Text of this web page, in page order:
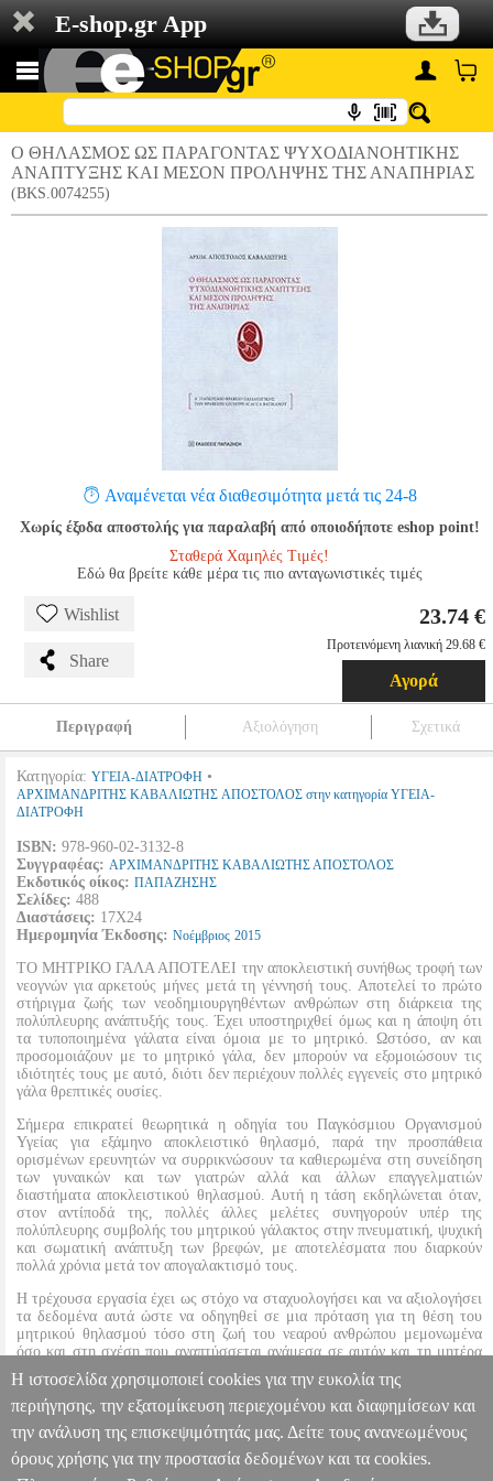
E-shop.gr App
Ο ΘΗΛΑΣΜΟΣ ΩΣ ΠΑΡΑΓΟΝΤΑΣ ΨΥΧΟΔΙΑΝΟΗΤΙΚΗΣ
ΑΝΑΠΤΥΞΗΣ ΚΑΙ ΜΕΣΟΝ ΠΡΟΛΗΨΗΣ ΤΗΣ ΑΝΑΠΗΡΙΑΣ
(BKS.0074255)
Αναμένεται νέα διαθεσιμότητα μετά τις 24-8
Χωρίς έξοδα αποστολής για παραλαβή από οποιοδήποτε eshop point!
Σταθερά Χαμηλές Τιμές!
Εδώ θα βρείτε κάθε μέρα τις πιο ανταγωνιστικές τιμές
Wishlist
Share
23.74 €
Προτεινόμενη λιανική 29.68 €
Αγορά
Περιγραφή Αξιολόγηση Σχετικά
Κατηγορία: ΥΓΕΙΑ-ΔΙΑΤΡΟΦΗ •
ΑΡΧΙΜΑΝΔΡΙΤΗΣ ΚΑΒΑΛΙΩΤΗΣ ΑΠΟΣΤΟΛΟΣ στην κατηγορία ΥΓΕΙΑ-
ΔΙΑΤΡΟΦΗ
ISBN: 978-960-02-3132-8
Συγγραφέας: ΑΡΧΙΜΑΝΔΡΙΤΗΣ ΚΑΒΑΛΙΩΤΗΣ ΑΠΟΣΤΟΛΟΣ
Εκδοτικός οίκος: ΠΑΠΑΖΗΣΗΣ
Σελίδες: 488
Διαστάσεις: 17Χ24
Ημερομηνία Έκδοσης: Νοέμβριος 2015
ΤΟ ΜΗΤΡΙΚΟ ΓΑΛΑ ΑΠΟΤΕΛΕΙ την αποκλειστική συνήθως τροφή των
νεογνών για αρκετούς μήνες μετά τη γέννησή τους. Αποτελεί το πρώτο
στήριγμα ζωής των νεοδημιουργηθέντων ανθρώπων στη διάρκεια της
πολύπλευρης ανάπτυξής τους. Έχει υποστηριχθεί όμως και η άποψη ότι
τα τυποποιημένα γάλατα είναι όμοια με το μητρικό. Ωστόσο, αν και
προσομοιάζουν με το μητρικό γάλα, δεν μπορούν να εξομοιώσουν τις
ιδιότητές τους με αυτό, διότι δεν περιέχουν πολλές εγγενείς στο μητρικό
γάλα θρεπτικές ουσίες.
Σήμερα επικρατεί θεωρητικά η οδηγία του Παγκόσμιου Οργανισμού
Υγείας για εξάμηνο αποκλειστικό θηλασμό, παρά την προσπάθεια
ορισμένων ερευνητών να συρρικνώσουν τα καθιερωμένα στη συνείδηση
των γυναικών και των γιατρών αλλά και άλλων επαγγελματιών
διαστήματα αποκλειστικού θηλασμού. Αυτή η τάση εκδηλώνεται όταν,
στον αντίποδά της, πολλές άλλες μελέτες συνηγορούν υπέρ της
πολύπλευρης συμβολής του μητρικού γάλακτος στην πνευματική, ψυχική
και σωματική ανάπτυξη των βρεφών, με αποτελέσματα που διαρκούν
πολλά χρόνια μετά τον απογαλακτισμό τους.
Η τρέχουσα εργασία έχει ως στόχο να σταχυολογήσει και να αξιολογήσει
τα δεδομένα αυτά ώστε να οδηγηθεί σε μια πρόταση για τη θέση του
μητρικού θηλασμού τόσο στη ζωή του νεαρού ανθρώπου μεμονωμένα
όσο και στη σχέση που αναπτύσσεται ανάμεσα σε αυτόν και τη μητέρα
του, που ασκεί τακτικά τα θηλαστικά της καθήκοντα.
Ο ΘΗΛΑΣΜΟΣ ΩΣ ΠΑΡΑΓΟΝΤΑΣ ΨΥΧΟΔΙΑΝΟΗΤΙΚΗΣ
ΑΝΑΠΤΥΞΗΣ ΚΑΙ ΜΕΣΟΝ ΠΡΟΛΗΨΗΣ ΤΗΣ ΑΝΑΠΗΡΙΑΣ
BKS.0074255 BKS.0074255 ΑΡΧΙΜΑΝΔΡΙΤΗΣ ΚΑΒΑΛΙΩΤΗΣ
Πληροφορίες & Υπηρεσίες >
Η ιστοσελίδα χρησιμοποιεί cookies για την ευκολία της
περιήγησης, την εξατομίκευση περιεχομένου και διαφημίσεων και
την ανάλυση της επισκεψιμότητάς μας. Δείτε τους ανανεωμένους
όρους χρήσης για την προστασία δεδομένων και τα cookies.